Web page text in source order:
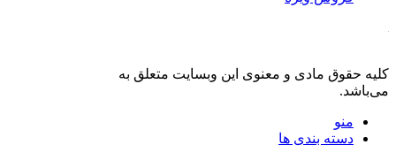
کلیه حقوق مادی و معنوی این وبسایت متعلق به
می‌باشد.
منو
دسته بندی ها